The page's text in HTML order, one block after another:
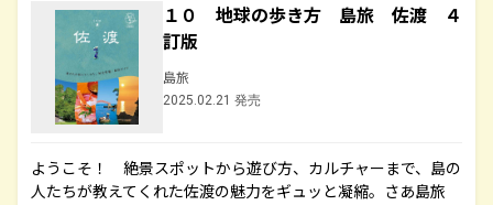
１０ 地球の歩き方 島旅 佐渡 ４
訂版
島旅
2025.02.21 発売
ようこそ！ 絶景スポットから遊び方、カルチャーまで、島の
人たちが教えてくれた佐渡の魅力をギュッと凝縮。さあ島旅